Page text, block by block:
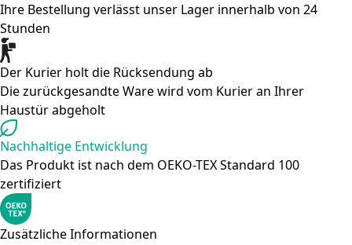
Ihre Bestellung verlässt unser Lager innerhalb von 24
Stunden
Der Kurier holt die Rücksendung ab
Die zurückgesandte Ware wird vom Kurier an Ihrer
Haustür abgeholt
Nachhaltige Entwicklung
Das Produkt ist nach dem OEKO-TEX Standard 100
zertifiziert
Zusätzliche Informationen